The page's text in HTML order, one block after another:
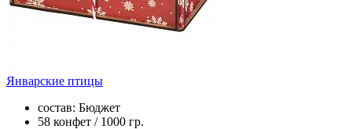
Январские птицы
состав: Бюджет
58 конфет / 1000 гр.